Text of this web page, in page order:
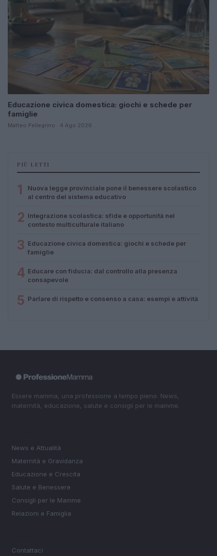
Educazione civica domestica: giochi e schede per
famiglie
Matteo Pellegrino · 4 Ago 2026
PIÙ LETTI
1
Nuova legge provinciale pone il benessere scolastico
al centro del sistema educativo
2 Integrazione scolastica: sfide e opportunità nel
contesto multiculturale italiano
3 Educazione civica domestica: giochi e schede per
famiglie
4 Educare con fiducia: dal controllo alla presenza
consapevole
5 Parlare di rispetto e consenso a casa: esempi e attività
Essere mamma, una professione a tempo pieno. News,
maternità, educazione, salute e consigli per le mamme.
News e Attualità
Maternità e Gravidanza
Educazione e Crescita
Salute e Benessere
Consigli per le Mamme
Relazioni e Famiglia
Contattaci